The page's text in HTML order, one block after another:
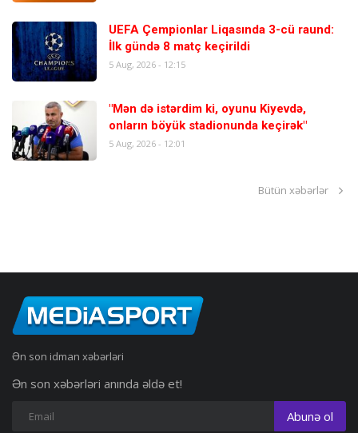
UEFA Çempionlar Liqasında 3-cü raund:
İlk gündə 8 matç keçirildi
5 Aug, 2026 - 12:15
"Mən də istərdim ki, oyunu Kiyevdə,
onların böyük stadionunda keçirək"
5 Aug, 2026 - 12:01
Bütün xəbərlər
Ən son idman xəbərləri
Ən son xəbərləri anında əldə et!
Abunə ol